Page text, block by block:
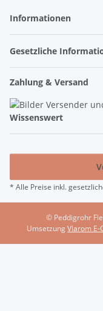
Informationen
Gesetzliche
Zahlung & Versand
Wissenswert
* Alle Preise inkl.
© Peddigrohr
UmsetzungVlarom